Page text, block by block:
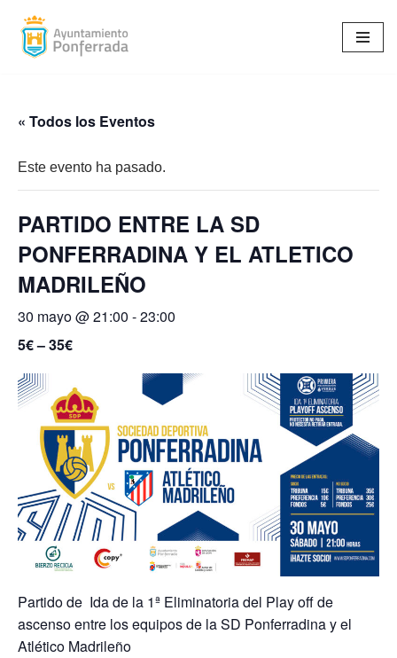
Saltar
« Todos los Eventos
Este evento ha pasado.
PARTIDO ENTRE LA SD
PONFERRADINA Y EL ATLETICO
MADRILEÑO
30 mayo @ 21:00 -23:00
5€ – 35€
Partido de Ida de la 1ª Eliminatoria del Play off de
ascenso entre los equipos de la SD Ponferradina y el
Atlético Madrileño